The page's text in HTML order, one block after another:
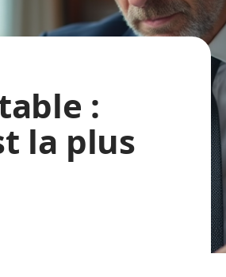
:
la plus